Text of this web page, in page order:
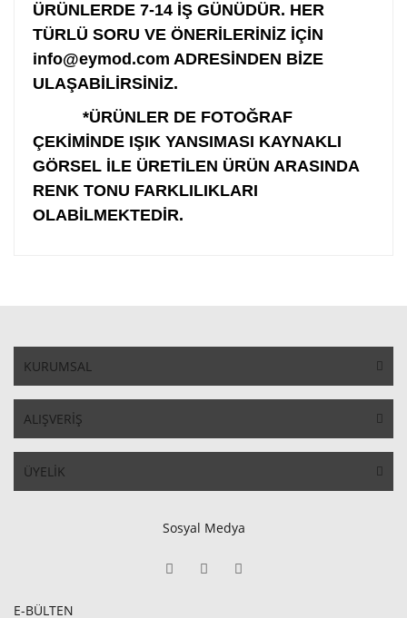
ÜRÜNLERDE 7-14 İŞ GÜNÜDÜR. HER
TÜRLÜ SORU VE ÖNERİLERİNİZ İÇİN
info@eymod.com ADRESİNDEN BİZE
ULAŞABİLİRSİNİZ.
*ÜRÜNLER DE FOTOĞRAF
ÇEKİMİNDE IŞIK YANSIMASI KAYNAKLI
GÖRSEL İLE ÜRETİLEN ÜRÜN ARASINDA
RENK TONU FARKLILIKLARI
OLABİLMEKTEDİR.
KURUMSAL
ALIŞVERİŞ
ÜYELİK
Sosyal Medya
E-BÜLTEN